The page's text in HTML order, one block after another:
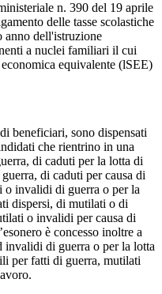
n. 390 del 19 aprile
delle tasse scolastiche
anno dell'istruzione
a nuclei familiari il cui
equivalente (lSEE)
beneficiari, sono dispensati
che rientrino in una
di caduti per la lotta di
di caduti per causa di
invalidi di guerra o per la
dispersi, di mutilati o di
o invalidi per causa di
è concesso inoltre a
invalidi di guerra o per la lotta
per fatti di guerra, mutilati